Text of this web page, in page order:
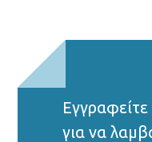
για να